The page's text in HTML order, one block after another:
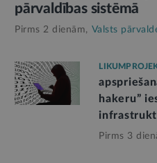
pārvaldības sistēmā
Pirms 2 dienām, Valsts
hakeru”
Pirms 3